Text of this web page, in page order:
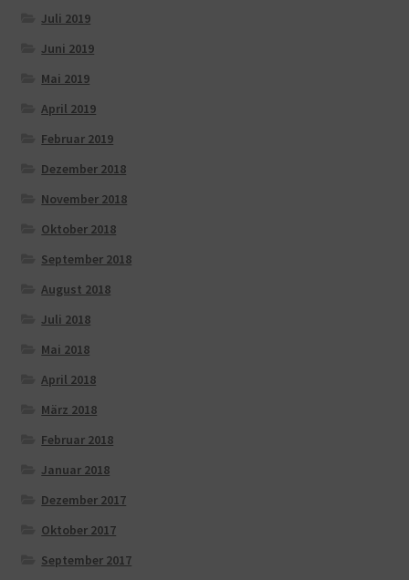
Juli 2019
Juni 2019
Mai 2019
April 2019
Februar 2019
Dezember 2018
November 2018
Oktober 2018
September 2018
August 2018
Juli 2018
Mai 2018
April 2018
März 2018
Februar 2018
Januar 2018
Dezember 2017
Oktober 2017
September 2017